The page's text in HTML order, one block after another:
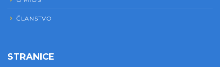
ČLANSTVO
STRANICE